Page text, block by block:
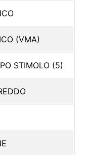
(VMA)
STIMOLO (5)